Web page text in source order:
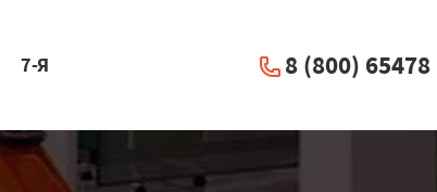
7-Я 8 (800) 65478